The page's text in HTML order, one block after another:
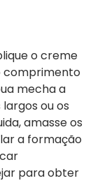
o creme
comprimento
mecha a
ou os
amasse os
a formação
para obter